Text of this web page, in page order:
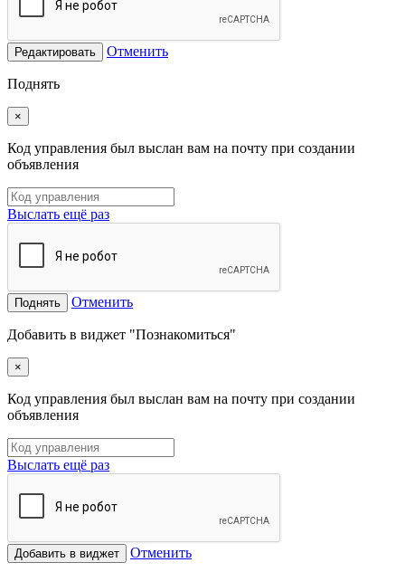
Редактировать Отменить
Поднять
×
Код управления был выслан вам на почту при создании
объявления
Выслать ещё раз
Поднять Отменить
Добавить в виджет "Познакомиться"
×
Код управления был выслан вам на почту при создании
объявления
Выслать ещё раз
Добавить в виджет Отменить